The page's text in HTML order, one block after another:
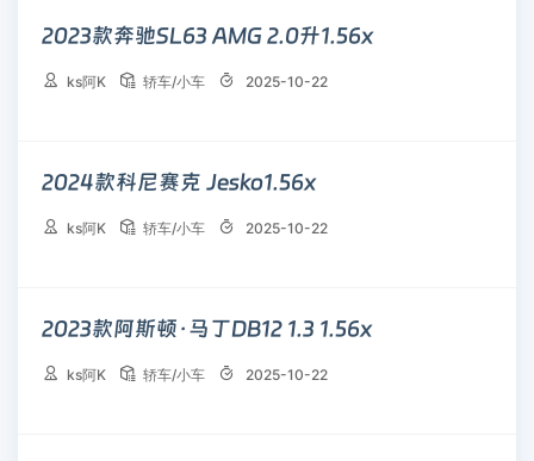
2023款奔驰SL63 AMG 2.0升1.56x
 ks阿K  轿车/小车  2025-10-22
2024款科尼赛克 Jesko1.56x
 ks阿K  轿车/小车  2025-10-22
2023款阿斯顿·马丁DB12 1.3 1.56x
 ks阿K  轿车/小车  2025-10-22